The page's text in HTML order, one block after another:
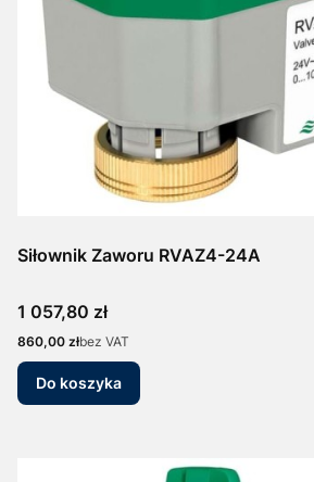
Siłownik Zaworu RVAZ4-24A
Cena
1 057,80 zł
Cena
860,00 złbez VAT
Do koszyka